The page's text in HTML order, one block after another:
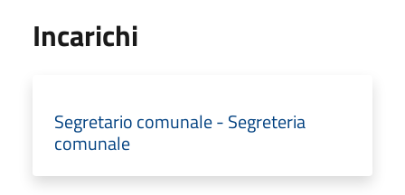
Incarichi
Segretario comunale - Segreteria
comunale